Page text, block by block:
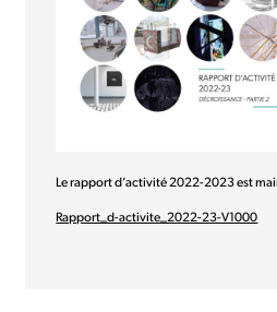
Le rapport d’activité 2022-2023 est
Rapport_d-activite_2022-23-V1000